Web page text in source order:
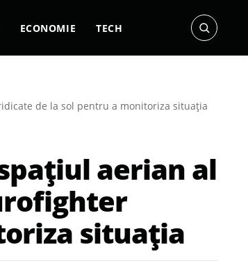
ECONOMIE TECH
de la sol pentru a monitoriza situația
aerian al
situația